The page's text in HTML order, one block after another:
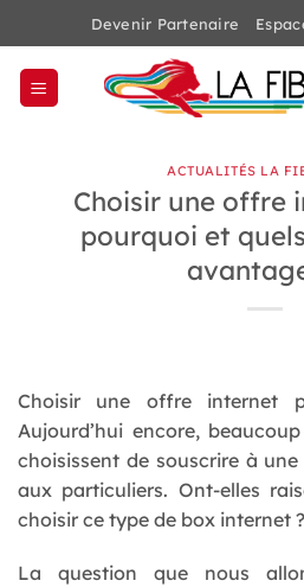
au
contenu
Devenir Partenaire
ACTUALITÉS LA
Choisir une offre
pourquoi et
Choisir une offre internet
Aujourd’hui encore,
choisissent de souscrire à
aux particuliers. Ont-elles
choisir ce type de box internet ?
La question que nous